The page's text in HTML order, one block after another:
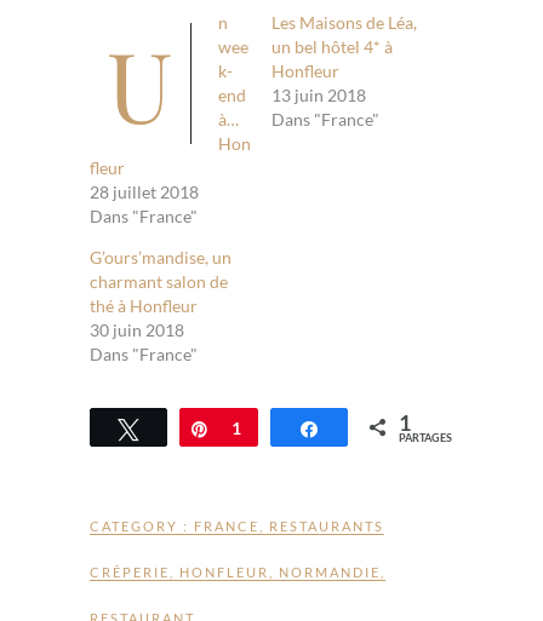
U
n
wee
k-
end
à…
Hon
fleur
28 juillet 2018
Dans "France"
Les Maisons de Léa,
un bel hôtel 4* à
Honfleur
13 juin 2018
Dans "France"
G’ours’mandise, un
charmant salon de
thé à Honfleur
30 juin 2018
Dans "France"
Tweetez Épingle
1 Partagez 1
PARTAGES
CATEGORY : FRANCE RESTAURANTS
CRÊPERIE HONFLEUR NORMANDIE